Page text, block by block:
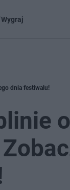
Wygraj
dnia festiwalu!